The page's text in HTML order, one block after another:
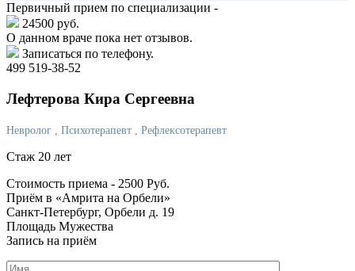
Первичный прием по специализации -
24500 руб.
О данном враче пока нет отзывов.
Записаться по телефону.
499 519-38-52
Лефтерова Кира Сергеевна
Невролог , Психотерапевт , Рефлексотерапевт
Стаж 20 лет
Стоимость приема - 2500 Руб.
Приём в «Амрита на Орбели»
Санкт-Петербург, Орбели д. 19
Площадь Мужества
Запись на приём